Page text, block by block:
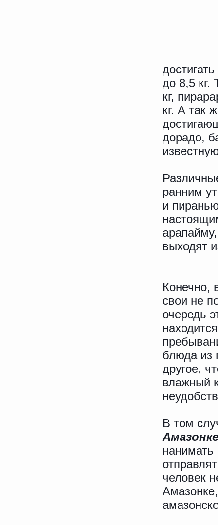
до 8,5 кг.
кг,
кг. А так
дорадо,
ранним
и
выходят
Конечно,
свои не
очередь
блюда из
другое,
влажный
В том
Амазонке
нанимать
человек